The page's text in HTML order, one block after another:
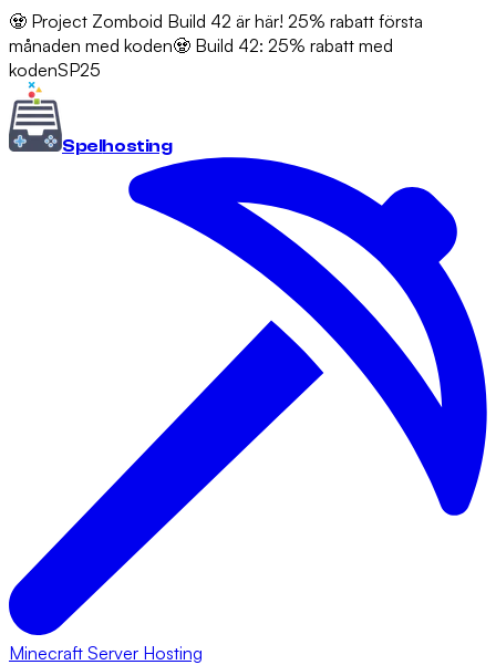
🧟 Project Zomboid Build 42 är här! 25% rabatt första
månaden med koden🧟 Build 42: 25% rabatt med
kodenSP25
Spelhosting
Minecraft Server Hosting